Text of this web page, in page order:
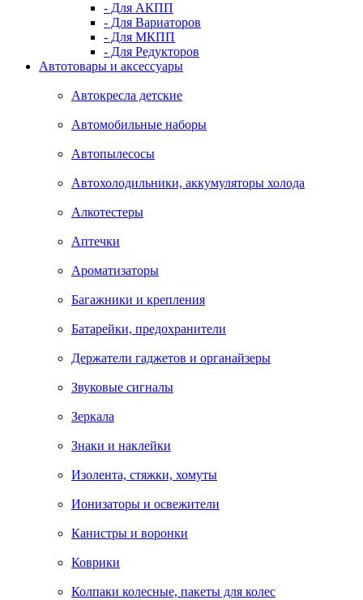
- Для АКПП
- Для Вариаторов
- Для МКПП
- Для Редукторов
Автотовары и аксессуары
Автокресла детские
Автомобильные наборы
Автопылесосы
Автохолодильники, аккумуляторы холода
Алкотестеры
Аптечки
Ароматизаторы
Багажники и крепления
Батарейки, предохранители
Держатели гаджетов и органайзеры
Звуковые сигналы
Зеркала
Знаки и наклейки
Изолента, стяжки, хомуты
Ионизаторы и освежители
Канистры и воронки
Коврики
Колпаки колесные, пакеты для колес